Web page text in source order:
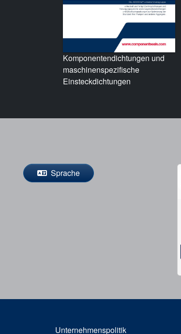
Komponentendichtungen und
maschinenspezifische
Einsteckdichtungen
Sprache
Unternehmenspolitik